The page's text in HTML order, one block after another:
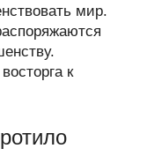
мир.
к